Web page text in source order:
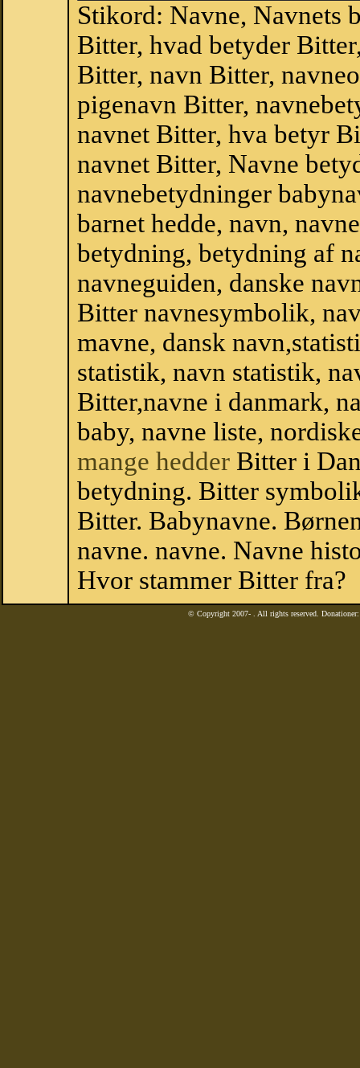
Stikord: Navne, Navnets
Bitter, hvad betyder
Bitter, navn Bitter,
pigenavn Bitter,
navnet Bitter, hva betyr
navnet Bitter, Navne
navnebetydninger
barnet hedde, navn,
betydning, betydning af
navneguiden, danske
Bitter navnesymbolik,
mavne, dansk
statistik, navn statistik,
Bitter,navne i danmark,
baby, navne liste,
mange hedder Bitter i
betydning. Bitter
Bitter. Babynavne.
navne. navne. Navne
Hvor stammer Bitter fra?
© Copyright 2007- . All rights reserved.